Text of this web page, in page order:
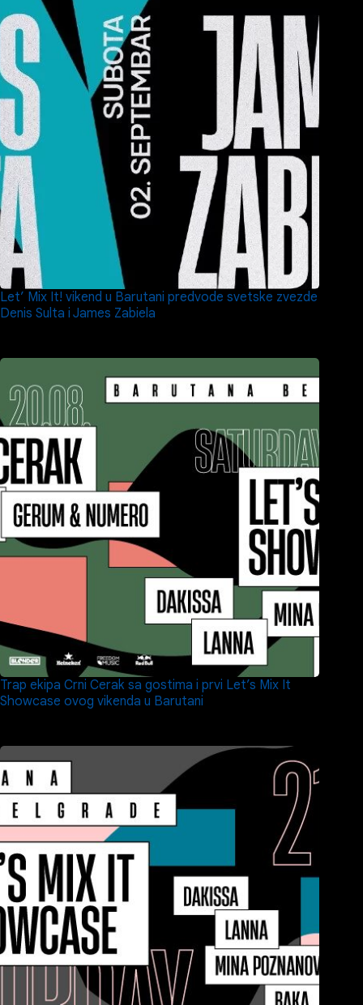
Let’ Mix It! vikend u Barutani predvode svetske zvezde
Denis Sulta i James Zabiela
Trap ekipa Crni Cerak sa gostima i prvi Let’s Mix It
Showcase ovog vikenda u Barutani